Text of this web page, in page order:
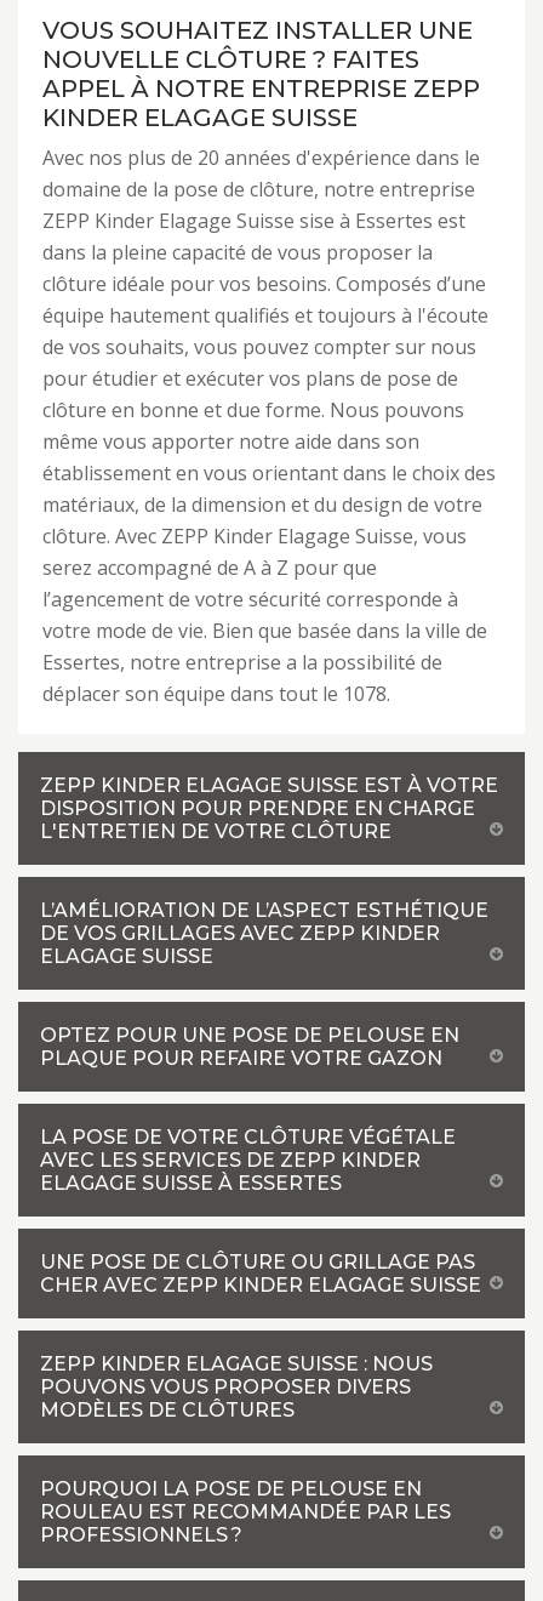
VOUS SOUHAITEZ INSTALLER UNE
NOUVELLE CLÔTURE ? FAITES
APPEL À NOTRE ENTREPRISE ZEPP
KINDER ELAGAGE SUISSE
Avec nos plus de 20 années d'expérience dans le
domaine de la pose de clôture, notre entreprise
ZEPP Kinder Elagage Suisse sise à Essertes est
dans la pleine capacité de vous proposer la
clôture idéale pour vos besoins. Composés d’une
équipe hautement qualifiés et toujours à l'écoute
de vos souhaits, vous pouvez compter sur nous
pour étudier et exécuter vos plans de pose de
clôture en bonne et due forme. Nous pouvons
même vous apporter notre aide dans son
établissement en vous orientant dans le choix des
matériaux, de la dimension et du design de votre
clôture. Avec ZEPP Kinder Elagage Suisse, vous
serez accompagné de A à Z pour que
l’agencement de votre sécurité corresponde à
votre mode de vie. Bien que basée dans la ville de
Essertes, notre entreprise a la possibilité de
déplacer son équipe dans tout le 1078.
ZEPP KINDER ELAGAGE SUISSE EST À VOTRE
DISPOSITION POUR PRENDRE EN CHARGE
L'ENTRETIEN DE VOTRE CLÔTURE
L’AMÉLIORATION DE L’ASPECT ESTHÉTIQUE
DE VOS GRILLAGES AVEC ZEPP KINDER
ELAGAGE SUISSE
OPTEZ POUR UNE POSE DE PELOUSE EN
PLAQUE POUR REFAIRE VOTRE GAZON
LA POSE DE VOTRE CLÔTURE VÉGÉTALE
AVEC LES SERVICES DE ZEPP KINDER
ELAGAGE SUISSE À ESSERTES
UNE POSE DE CLÔTURE OU GRILLAGE PAS
CHER AVEC ZEPP KINDER ELAGAGE SUISSE
ZEPP KINDER ELAGAGE SUISSE : NOUS
POUVONS VOUS PROPOSER DIVERS
MODÈLES DE CLÔTURES
POURQUOI LA POSE DE PELOUSE EN
ROULEAU EST RECOMMANDÉE PAR LES
PROFESSIONNELS ?